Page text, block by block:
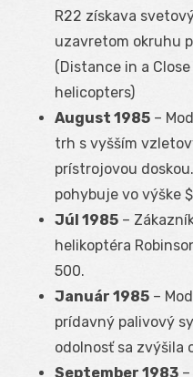
R22 získava
uzavretom okruhu
(Distance in a
helicopters)
August 1985 –
trh s vyšším
prístrojovou
pohybuje vo výške
Júl 1985 –
helikoptéra
500.
Január 1985 –
prídavný palivový
odolnosť sa zvýšila
September 1983